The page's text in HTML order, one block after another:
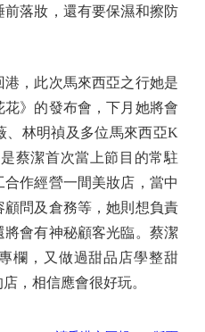
落妝，還有要保濕和擦防
，此次馬來西亞之行她是
》的發布會，下月她將會
、林明禎及多位馬來西亞K
蔡潔首次當上節目的常駐
作經營一間美妝店，當中
問及倉務等，她則想負責
會有神秘顧客光臨。蔡潔
欄，又做過甜品店學整甜
，相信應會很好玩。